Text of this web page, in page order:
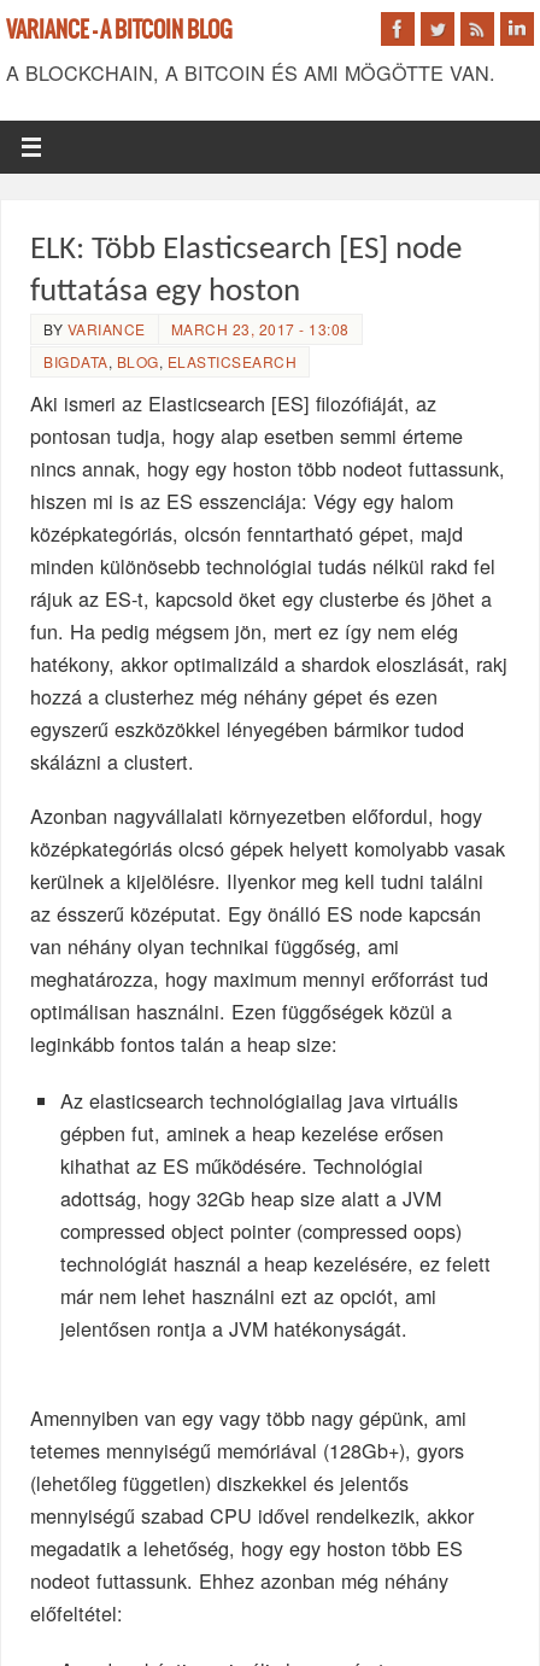
VARIANCE - A BITCOIN BLOG
A BLOCKCHAIN, A BITCOIN ÉS AMI MÖGÖTTE VAN.
ELK: Több Elasticsearch [ES] node
futtatása egy hoston
BY VARIANCE
MARCH 23, 2017 - 13:08
BIGDATA, BLOG, ELASTICSEARCH
Aki ismeri az Elasticsearch [ES] filozófiáját, az
pontosan tudja, hogy alap esetben semmi érteme
nincs annak, hogy egy hoston több nodeot futtassunk,
hiszen mi is az ES esszenciája: Végy egy halom
középkategóriás, olcsón fenntartható gépet, majd
minden különösebb technológiai tudás nélkül rakd fel
rájuk az ES-t, kapcsold öket egy clusterbe és jöhet a
fun. Ha pedig mégsem jön, mert ez így nem elég
hatékony, akkor optimalizáld a shardok eloszlását, rakj
hozzá a clusterhez még néhány gépet és ezen
egyszerű eszközökkel lényegében bármikor tudod
skálázni a clustert.
Azonban nagyvállalati környezetben előfordul, hogy
középkategóriás olcsó gépek helyett komolyabb vasak
kerülnek a kijelölésre. Ilyenkor meg kell tudni találni
az ésszerű középutat. Egy önálló ES node kapcsán
van néhány olyan technikai függőség, ami
meghatározza, hogy maximum mennyi erőforrást tud
optimálisan használni. Ezen függőségek közül a
leginkább fontos talán a heap size:
Az elasticsearch technológiailag java virtuális
gépben fut, aminek a heap kezelése erősen
kihathat az ES működésére. Technológiai
adottság, hogy 32Gb heap size alatt a JVM
compressed object pointer (compressed oops)
technológiát használ a heap kezelésére, ez felett
már nem lehet használni ezt az opciót, ami
jelentősen rontja a JVM hatékonyságát.
Amennyiben van egy vagy több nagy gépünk, ami
tetemes mennyiségű memóriával (128Gb+), gyors
(lehetőleg független) diszkekkel és jelentős
mennyiségű szabad CPU idővel rendelkezik, akkor
megadatik a lehetőség, hogy egy hoston több ES
nodeot futtassunk. Ehhez azonban még néhány
előfeltétel: